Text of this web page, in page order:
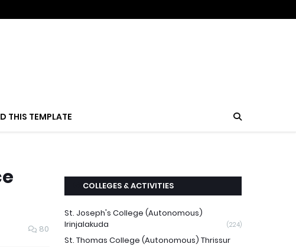
THIS TEMPLATE
80
COLLEGES & ACTIVITIES
St. Joseph's College (Autonomous)
Irinjalakuda
(224)
St. Thomas College (Autonomous) Thrissur